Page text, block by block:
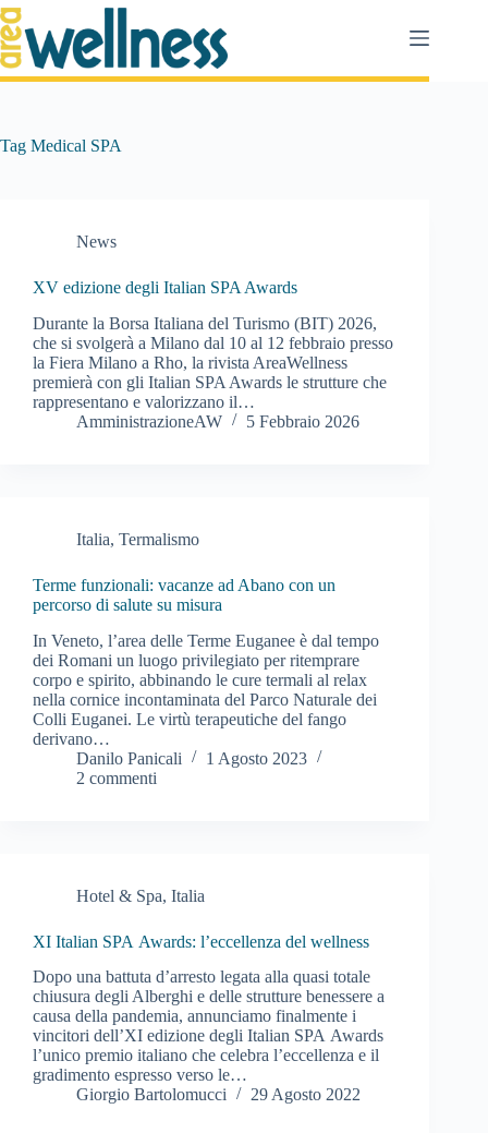
Salta
al
contenuto
Tag Medical SPA
News
XV edizione degli Italian SPA Awards
Durante la Borsa Italiana del Turismo (BIT) 2026,
che si svolgerà a Milano dal 10 al 12 febbraio presso
la Fiera Milano a Rho, la rivista AreaWellness
premierà con gli Italian SPA Awards le strutture che
rappresentano e valorizzano il…
AmministrazioneAW
5 Febbraio 2026
Italia, Termalismo
Terme funzionali: vacanze ad Abano con un
percorso di salute su misura
In Veneto, l’area delle Terme Euganee è dal tempo
dei Romani un luogo privilegiato per ritemprare
corpo e spirito, abbinando le cure termali al relax
nella cornice incontaminata del Parco Naturale dei
Colli Euganei. Le virtù terapeutiche del fango
derivano…
Danilo Panicali
1 Agosto 2023
2 commenti
Hotel & Spa, Italia
XI Italian SPA Awards: l’eccellenza del wellness
Dopo una battuta d’arresto legata alla quasi totale
chiusura degli Alberghi e delle strutture benessere a
causa della pandemia, annunciamo finalmente i
vincitori dell’XI edizione degli Italian SPA Awards
l’unico premio italiano che celebra l’eccellenza e il
gradimento espresso verso le…
Giorgio Bartolomucci
29 Agosto 2022